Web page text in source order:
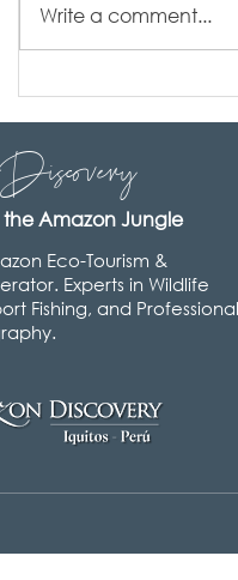
Write a comment...
the Amazon Jungle
Eco-Tourism &
Experts in Wildlife
Fishing, and Professional